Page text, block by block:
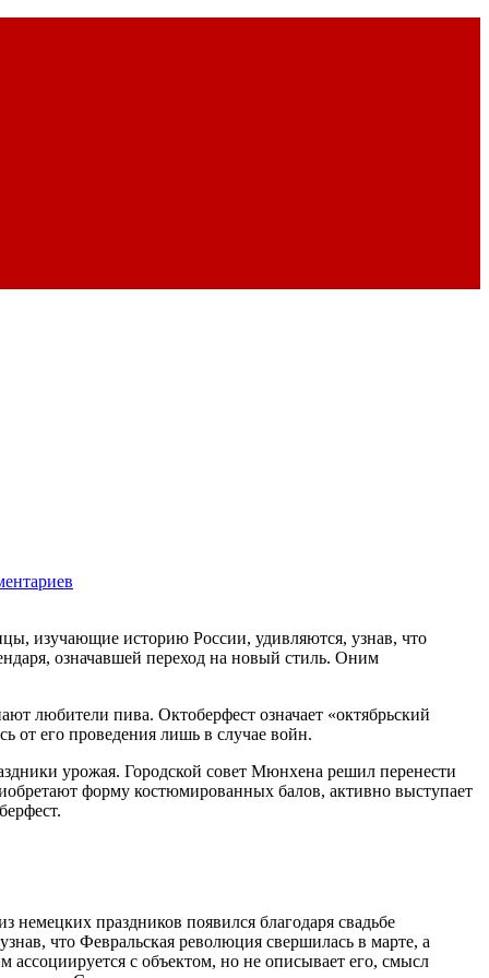
изучающие историю России, удивляются, узнав, что
означавшей переход на новый стиль. Оним
любители пива. Октоберфест означает «октябрьский
от его проведения лишь в случае войн.
урожая. Городской совет Мюнхена решил перенести
форму костюмированных балов, активно выступает
немецких праздников появился благодаря свадьбе
что Февральская революция свершилась в марте, а
с объектом, но не описывает его, смысл